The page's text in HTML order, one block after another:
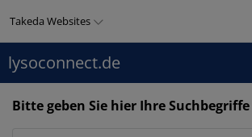
zum
Inhalt
Takeda Websites
Top
menu
LYSOCONNECT
lysoconnect.de
Bitte geben Sie hier Ihre